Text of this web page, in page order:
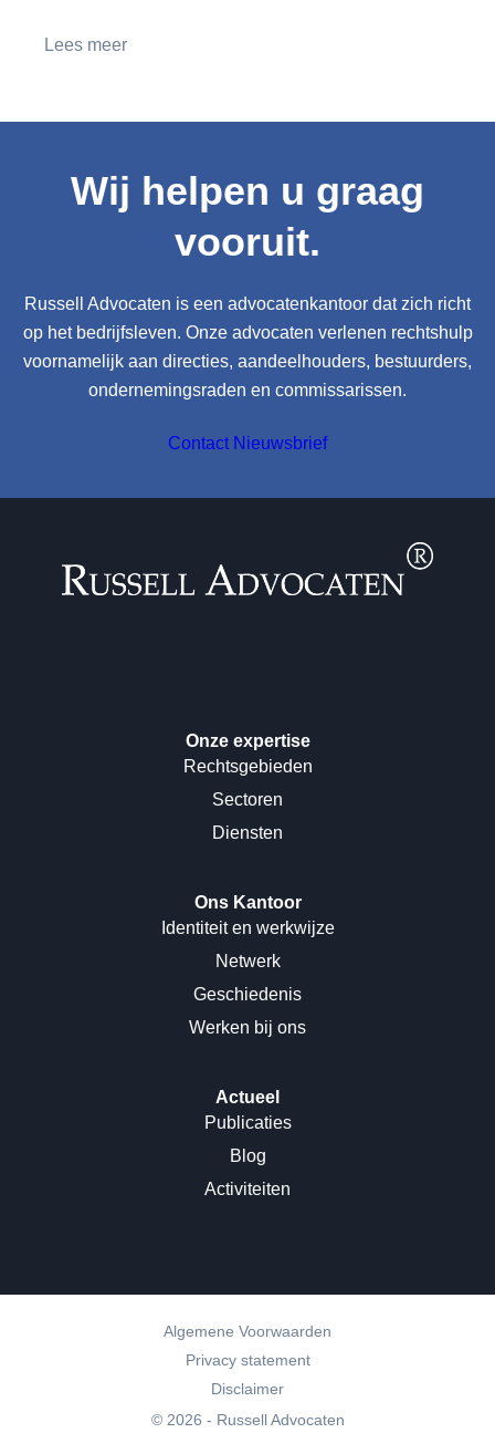
Lees meer
Wij helpen u graag
vooruit.
Russell Advocaten is een advocatenkantoor dat zich richt
op het bedrijfsleven. Onze advocaten verlenen rechtshulp
voornamelijk aan directies, aandeelhouders, bestuurders,
ondernemingsraden en commissarissen.
Contact Nieuwsbrief
Onze expertise
Rechtsgebieden
Sectoren
Diensten
Ons Kantoor
Identiteit en werkwijze
Netwerk
Geschiedenis
Werken bij ons
Actueel
Publicaties
Blog
Activiteiten
Algemene Voorwaarden
Privacy statement
Disclaimer
© 2026 - Russell Advocaten